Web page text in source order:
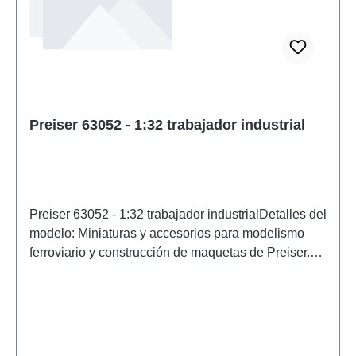
Preiser 63052 - 1:32 trabajador industrial
Preiser 63052 - 1:32 trabajador industrialDetalles del
modelo: Miniaturas y accesorios para modelismo
ferroviario y construcción de maquetas de Preiser.